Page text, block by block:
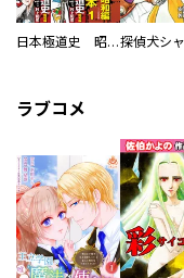
日本極道史 昭和編 スーパー大合本
ラブコメ